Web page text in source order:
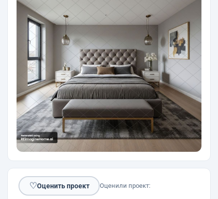
♡Оценить проект Оценили проект: